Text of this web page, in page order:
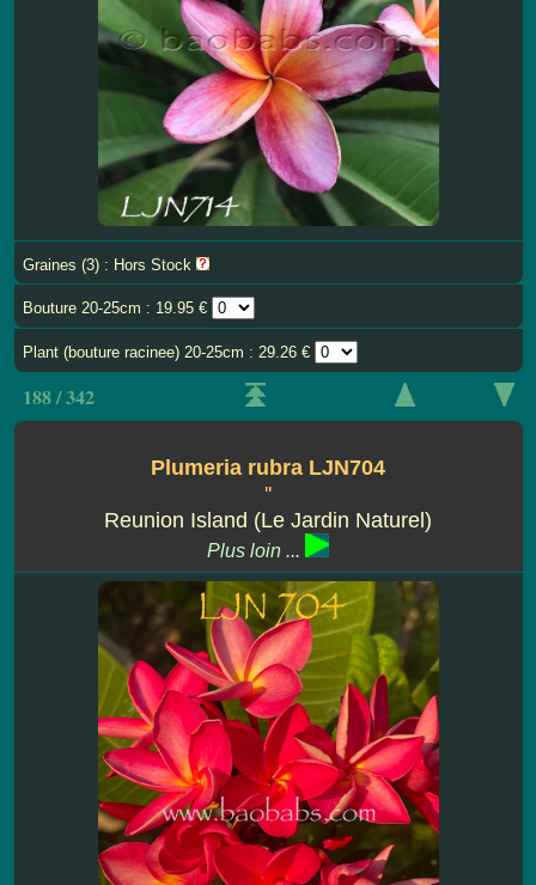
Graines (3) : Hors Stock
Bouture 20-25cm : 19.95 €
Plant (bouture racinee) 20-25cm : 29.26 €
188 / 342
Plumeria rubra LJN704
''
Reunion Island (Le Jardin Naturel)
Plus loin ...